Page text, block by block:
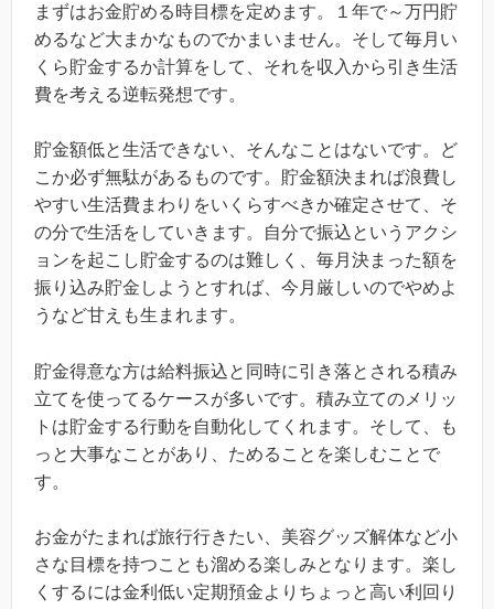
まずはお金貯める時目標を定めます。１年で～万円貯
めるなど大まかなものでかまいません。そして毎月い
くら貯金するか計算をして、それを収入から引き生活
費を考える逆転発想です。
貯金額低と生活できない、そんなことはないです。ど
こか必ず無駄があるものです。貯金額決まれば浪費し
やすい生活費まわりをいくらすべきか確定させて、そ
の分で生活をしていきます。自分で振込というアクシ
ョンを起こし貯金するのは難しく、毎月決まった額を
振り込み貯金しようとすれば、今月厳しいのでやめよ
うなど甘えも生まれます。
貯金得意な方は給料振込と同時に引き落とされる積み
立てを使ってるケースが多いです。積み立てのメリッ
トは貯金する行動を自動化してくれます。そして、も
っと大事なことがあり、ためることを楽しむことで
す。
お金がたまれば旅行行きたい、美容グッズ解体など小
さな目標を持つことも溜める楽しみとなります。楽し
くするには金利低い定期預金よりちょっと高い利回り